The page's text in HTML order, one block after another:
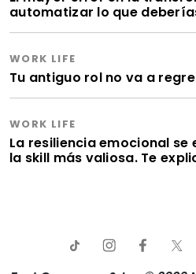
automatizar lo que
WORK LIFE
Tu antiguo rol no va a
WORK LIFE
La resiliencia emocional
la skill más valiosa. Te